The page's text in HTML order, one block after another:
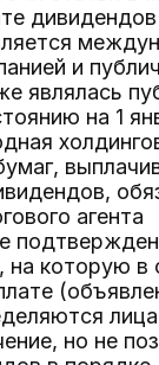
и
являлась
на 1
агента
на которую в
но не